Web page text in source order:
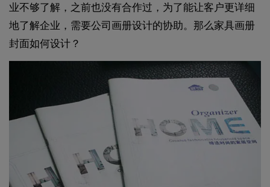
业不够了解，之前也没有合作过，为了能让客户更详细
地了解企业，需要公司画册设计的协助。那么家具画册
封面如何设计？